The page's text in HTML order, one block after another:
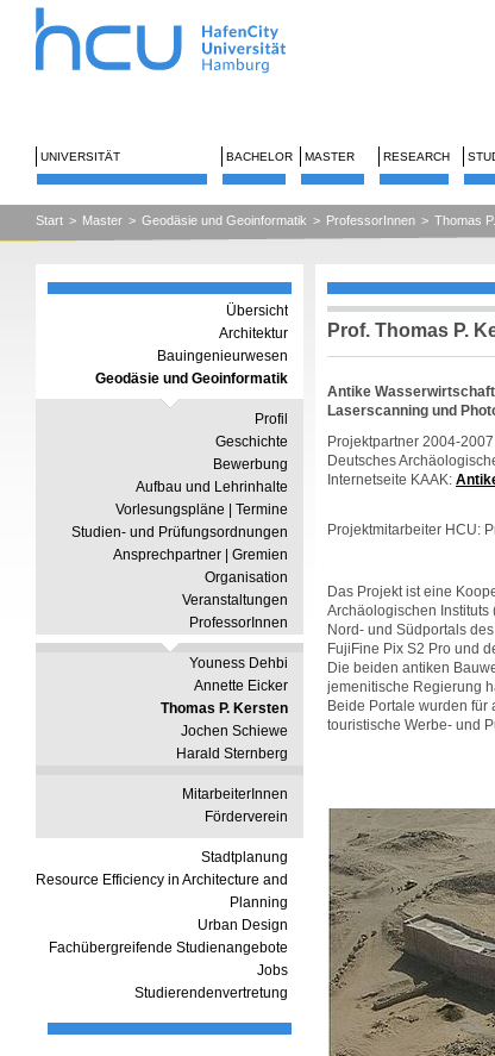
UNIVERSITÄT BACHELOR MASTER RESEARCH
Start > Master > Geodäsie und Geoinformatik > ProfessorInnen > Thomas
Übersicht
Architektur
Bauingenieurwesen
Geodäsie und Geoinformatik
Profil
Geschichte
Bewerbung
Aufbau und Lehrinhalte
Vorlesungspläne | Termine
Studien- und Prüfungsordnungen
Ansprechpartner | Gremien
Organisation
Veranstaltungen
ProfessorInnen
Youness Dehbi
Annette Eicker
Thomas P. Kersten
Jochen Schiewe
Harald Sternberg
MitarbeiterInnen
Förderverein
Stadtplanung
Resource Efficiency in Architecture and
Planning
Urban Design
Fachübergreifende Studienangebote
Jobs
Studierendenvertretung
Prof. Thomas P.
Antike
Laserscanning und
Projektpartner 2004-2007
Deutsches
Internetseite KAAK:
Projektmitarbeiter HCU:
Das Projekt ist eine
Archäologischen Instituts
Nord- und Südportals
FujiFine Pix S2 Pro und
Die beiden antiken
jemenitische Regierung
Beide Portale wurden für
touristische Werbe- und